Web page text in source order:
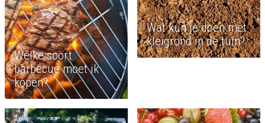
Welke soort
barbecue moet ik
kopen?
Wat kun je doen met
kleigrond in de tuin?